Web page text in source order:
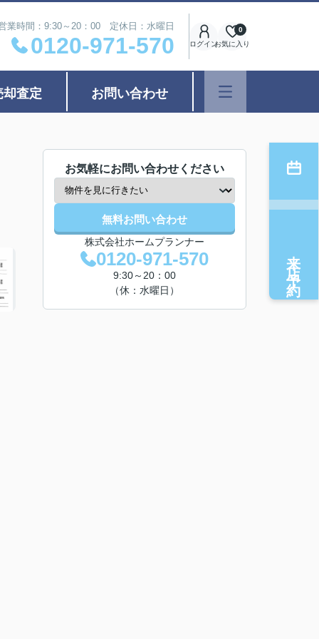
業時間：9:30～20：00 定休日：水曜日
0120-971-570 ログインお気に入り
0
却査定 お問い合わせ
お気軽にお問い合わせください
無料お問い合わせ
株式会社ホームプランナー
0120-971-570
9:30～20：00
（休：水曜日）
来店予約